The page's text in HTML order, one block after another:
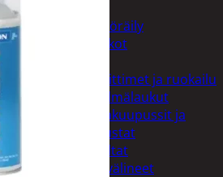
Polkupyöräily
Lukot
Keittimet ja ruokailu
Kylmälaukut
Makuupussit ja
alustat
Teltat
Urheiluvälineet